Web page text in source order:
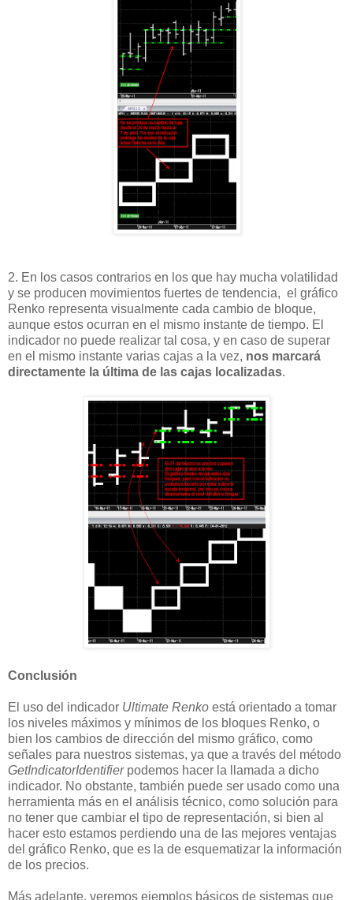
2. En los casos contrarios en los que hay mucha volatilidad
y se producen movimientos fuertes de tendencia, el gráfico
Renko representa visualmente cada cambio de bloque,
aunque estos ocurran en el mismo instante de tiempo. El
indicador no puede realizar tal cosa, y en caso de superar
en el mismo instante varias cajas a la vez, nos marcará
directamente la última de las cajas localizadas.
Conclusión
El uso del indicador Ultimate Renko está orientado a tomar
los niveles máximos y mínimos de los bloques Renko, o
bien los cambios de dirección del mismo gráfico, como
señales para nuestros sistemas, ya que a través del método
GetIndicatorIdentifierpodemos hacer la llamada a dicho
indicador. No obstante, también puede ser usado como una
herramienta más en el análisis técnico, como solución para
no tener que cambiar el tipo de representación, si bien al
hacer esto estamos perdiendo una de las mejores ventajas
del gráfico Renko, que es la de esquematizar la información
de los precios.
Más adelante, veremos ejemplos básicos de sistemas que